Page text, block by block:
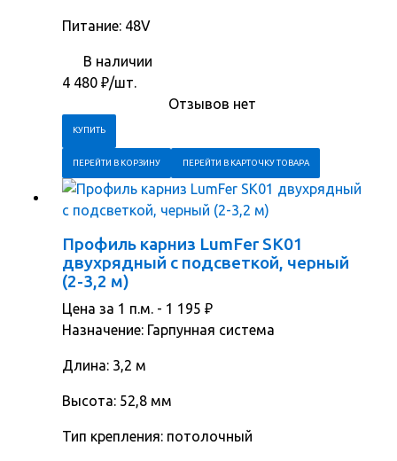
Питание: 48V
В наличии
4 480 ₽/шт.
Отзывов нет
ПЕРЕЙТИ В КОРЗИНУ ПЕРЕЙТИ В КАРТОЧКУ ТОВАРА
Профиль карниз LumFer SK01
двухрядный с подсветкой, черный
(2-3,2 м)
Цена за 1 п.м. - 1 195 ₽
Назначение: Гарпунная система
Длина: 3,2 м
Высота: 52,8 мм
Тип крепления: потолочный